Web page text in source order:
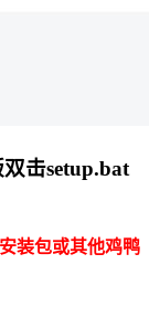
击setup.bat
装包或其他鸡鸭